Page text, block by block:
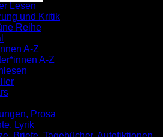
Lesen
und Kritik
Reihe
A-Z
A-Z
Prosa
Lyrik